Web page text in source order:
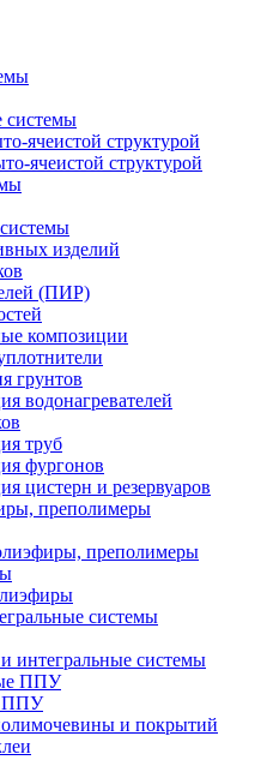
ячеистой структурой
ячеистой структурой
изделий
(ПИР)
композиции
грунтов
водонагревателей
труб
фургонов
цистерн и резервуаров
преполимеры
преполимеры
системы
интегральные системы
ППУ
ППУ
и покрытий